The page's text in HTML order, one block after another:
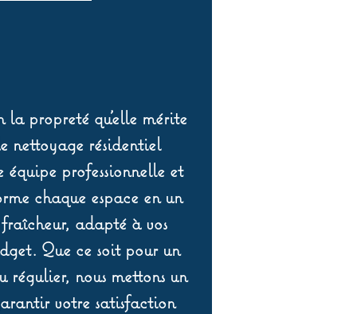
propreté qu’elle mérite
nettoyage résidentiel
professionnelle et
chaque espace en un
adapté à vos
Que ce soit pour un
régulier, nous mettons un
votre satisfaction